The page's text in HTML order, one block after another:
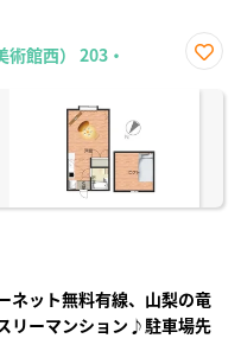
館西） 203・
に入
ネット無料有線、山梨の竜
リーマンション♪駐車場先